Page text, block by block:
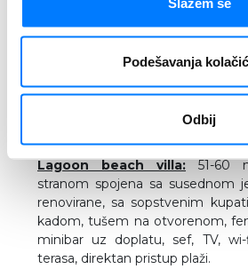
Podešavanja
Odbij
Lagoon beach villa:51-60
stranom spojena sa susednom
renovirane, sa sopstvenim
kadom, tušem na otvorenom,
minibar uz doplatu, sef, TV,
terasa, direktan pristup plaži.